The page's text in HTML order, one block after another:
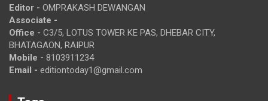
Editor - OMPRAKASH DEWANGAN
Associate -
Office - C3/5, LOTUS TOWER KE PAS, DHEBAR CITY,
BHATAGAON, RAIPUR
Mobile - 8103911234
Email - editiontoday1@gmail.com